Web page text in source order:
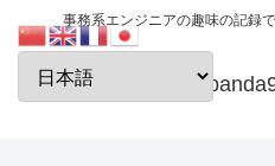
事務系エンジニアの趣味の記録